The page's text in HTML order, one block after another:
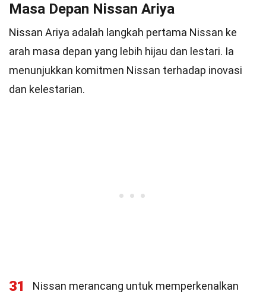
Masa Depan Nissan Ariya
Nissan Ariya adalah langkah pertama Nissan ke
arah masa depan yang lebih hijau dan lestari. Ia
menunjukkan komitmen Nissan terhadap inovasi
dan kelestarian.
31
Nissan merancang untuk memperkenalkan